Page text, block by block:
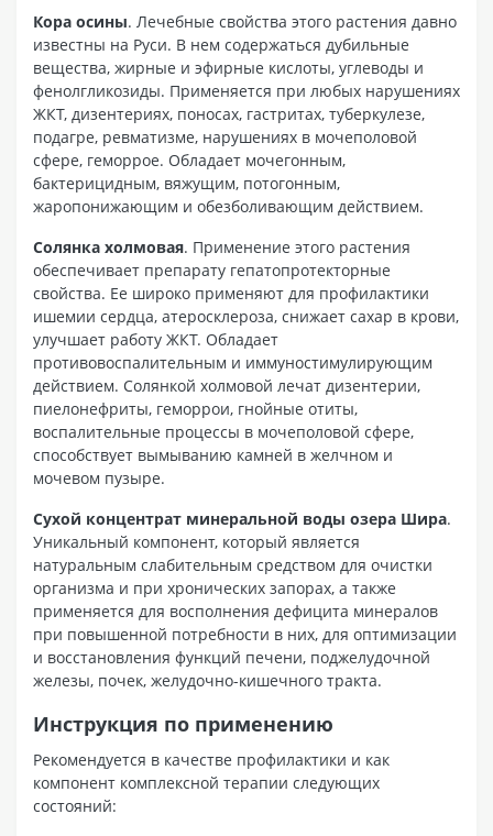
Кора осины. Лечебные свойства этого растения давно
известны на Руси. В нем содержаться дубильные
вещества, жирные и эфирные кислоты, углеводы и
фенолгликозиды. Применяется при любых нарушениях
ЖКТ, дизентериях, поносах, гастритах, туберкулезе,
подагре, ревматизме, нарушениях в мочеполовой
сфере, геморрое. Обладает мочегонным,
бактерицидным, вяжущим, потогонным,
жаропонижающим и обезболивающим действием.
Солянка холмовая. Применение этого растения
обеспечивает препарату гепатопротекторные
свойства. Ее широко применяют для профилактики
ишемии сердца, атеросклероза, снижает сахар в крови,
улучшает работу ЖКТ. Обладает
противовоспалительным и иммуностимулирующим
действием. Солянкой холмовой лечат дизентерии,
пиелонефриты, геморрои, гнойные отиты,
воспалительные процессы в мочеполовой сфере,
способствует вымыванию камней в желчном и
мочевом пузыре.
Сухой концентрат минеральной воды озера Шира.
Уникальный компонент, который является
натуральным слабительным средством для очистки
организма и при хронических запорах, а также
применяется для восполнения дефицита минералов
при повышенной потребности в них, для оптимизации
и восстановления функций печени, поджелудочной
железы, почек, желудочно-кишечного тракта.
Инструкция по применению
Рекомендуется в качестве профилактики и как
компонент комплексной терапии следующих
состояний: